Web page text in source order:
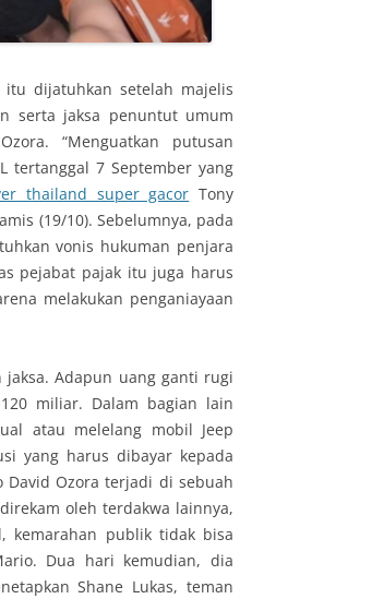
dijatuhkan setelah majelis
serta jaksa penuntut umum
“Menguatkan putusan
tertanggal 7 September yang
thailand super gacor Tony
(19/10). Sebelumnya, pada
vonis hukuman penjara
pejabat pajak itu juga harus
melakukan penganiayaan
Adapun uang ganti rugi
miliar. Dalam bagian lain
atau melelang mobil Jeep
yang harus dibayar kepada
David Ozora terjadi di sebuah
oleh terdakwa lainnya,
kemarahan publik tidak bisa
Dua hari kemudian, dia
Shane Lukas, teman